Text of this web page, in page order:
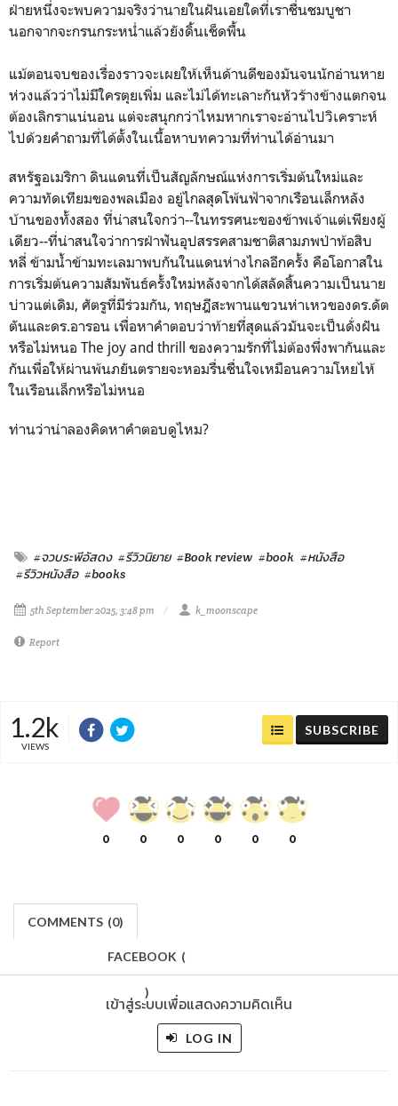
ฝ่ายหนึ่งจะพบความจริงว่านายในฝันเอยใดที่เราชื่นชมบูชา
นอกจากจะกรนกระหน่ำแล้วยังดิ้นเช็ดพื้น
แม้ตอนจบของเรื่องราวจะเผยให้เห็นด้านดีของมันจนนักอ่านหาย
ห่วงแล้วว่าไม่มีใครตุยเพิ่ม และไม่ได้ทะเลาะกันหัวร้างข้างแตกจน
ต้องเลิกราแน่นอน แต่จะสนุกกว่าไหมหากเราจะอ่านไปวิเคราะห์
ไปด้วยคำถามที่ได้ตั้งในเนื้อหาบทความที่ท่านได้อ่านมา
สหรัฐอเมริกา ดินแดนที่เป็นสัญลักษณ์แห่งการเริ่มต้นใหม่และ
ความทัดเทียมของพลเมือง อยู่ไกลสุดโพ้นฟ้าจากเรือนเล็กหลัง
บ้านของทั้งสอง ที่น่าสนใจกว่า--ในทรรศนะของข้าพเจ้าแต่เพียงผู้
เดียว--ที่น่าสนใจว่าการฝ่าฟันอุปสรรคสามชาติสามภพป่าท้อสิบ
หลี่ ข้ามน้ำข้ามทะเลมาพบกันในแดนห่างไกลอีกครั้ง คือโอกาสใน
การเริ่มต้นความสัมพันธ์ครั้งใหม่หลังจากได้สลัดสิ้นความเป็นนาย
บ่าวแต่เดิม, ศัตรูที่มีร่วมกัน, ทฤษฎีสะพานแขวนห่าเหวของดร.ดัต
ตันและดร.อารอน เพื่อหาคำตอบว่าท้ายที่สุดแล้วมันจะเป็นดั่งฝัน
หรือไม่หนอ The joy and thrill ของความรักที่ไม่ต้องพึ่งพากันและ
กันเพื่อให้ผ่านพ้นภยันตรายจะหอมรื่นชื่นใจเหมือนความโหยไห้
ในเรือนเล็กหรือไม่หนอ
ท่านว่าน่าลองคิดหาคำตอบดูไหม?
#จวบระพีอัสดง #รีวิวนิยาย #Book review #book #หนังสือ
#รีวิวหนังสือ #books
5th September 2025, 3:48 pm k_moonscape
Report
1.2k
VIEWS
SUBSCRIBE
0 0 0 0 0 0
COMMENTS (0)
FACEBOOK (
)
เข้าสู่ระบบเพื่อแสดงความคิดเห็น
LOG IN